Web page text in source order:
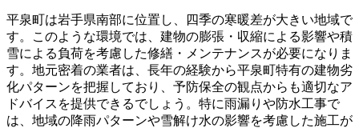
平泉町は岩手県南部に位置し、四季の寒暖差が大きい地域で
す。このような環境では、建物の膨張・収縮による影響や積
雪による負荷を考慮した修繕・メンテナンスが必要になりま
す。地元密着の業者は、長年の経験から平泉町特有の建物劣
化パターンを把握しており、予防保全の観点からも適切なア
ドバイスを提供できるでしょう。特に雨漏りや防水工事で
は、地域の降雨パターンや雪解け水の影響を考慮した施工が